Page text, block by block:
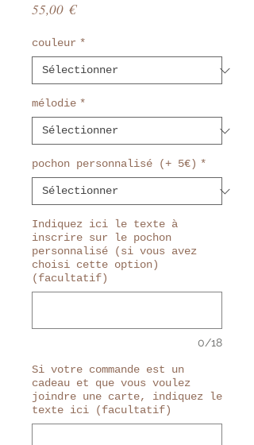
55,00 €Prix
couleur *
mélodie *
pochon personnalisé (+ 5€) *
Indiquez ici le texte à
inscrire sur le pochon
personnalisé (si vous avez
choisi cette option)
(facultatif)
0/18
Si votre commande est un
cadeau et que vous voulez
joindre une carte, indiquez le
texte ici (facultatif)